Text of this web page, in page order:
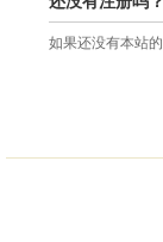
如果还没有本站